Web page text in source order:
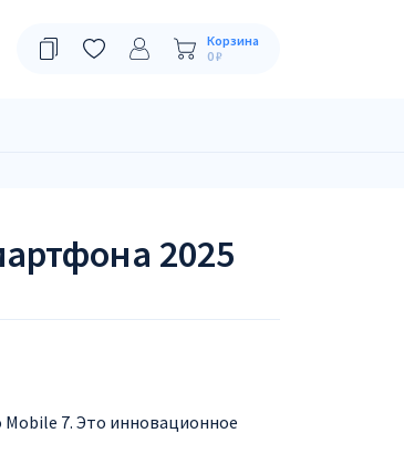
Корзина
0 ₽
2025
7. Это инновационное